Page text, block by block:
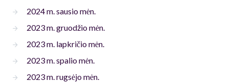
2024 m. sausio mėn.
2023 m. gruodžio mėn.
2023 m. lapkričio mėn.
2023 m. spalio mėn.
2023 m. rugsėjo mėn.